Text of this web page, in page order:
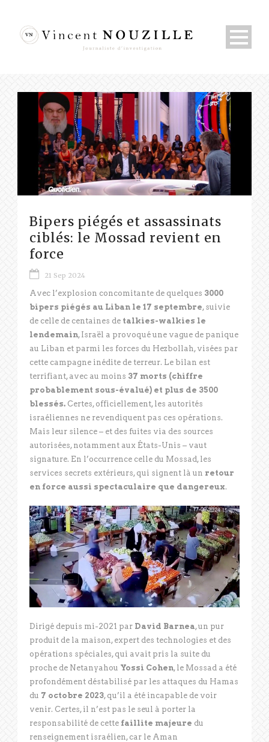
Bipers piégés et assassinats
ciblés: le Mossad revient en
force
21 Sep 2024
Avec l’explosion concomitante de quelques 3000
bipers piégés au Liban le 17 septembre, suivie
de celle de centaines de talkies-walkies le
lendemain, Israël a provoqué une vague de panique
au Liban et parmi les forces du Hezbollah, visées par
cette campagne inédite de terreur. Le bilan est
terrifiant, avec au moins 37 morts (chiffre
probablement sous-évalué) et plus de 3500
blessés. Certes, officiellement, les autorités
israéliennes ne revendiquent pas ces opérations.
Mais leur silence – et des fuites via des sources
autorisées, notamment aux États-Unis – vaut
signature. En l’occurrence celle du Mossad, les
services secrets extérieurs, qui signent là un retour
en force aussi spectaculaire que dangereux.
Dirigé depuis mi-2021 par David Barnea, un pur
produit de la maison, expert des technologies et des
opérations spéciales, qui avait pris la suite du
proche de Netanyahou Yossi Cohen, le Mossad a été
profondément déstabilisé par les attaques du Hamas
du 7 octobre 2023, qu’il a été incapable de voir
venir. Certes, il n’est pas le seul à porter la
responsabilité de cette faillite majeure du
renseignement israélien, car le Aman